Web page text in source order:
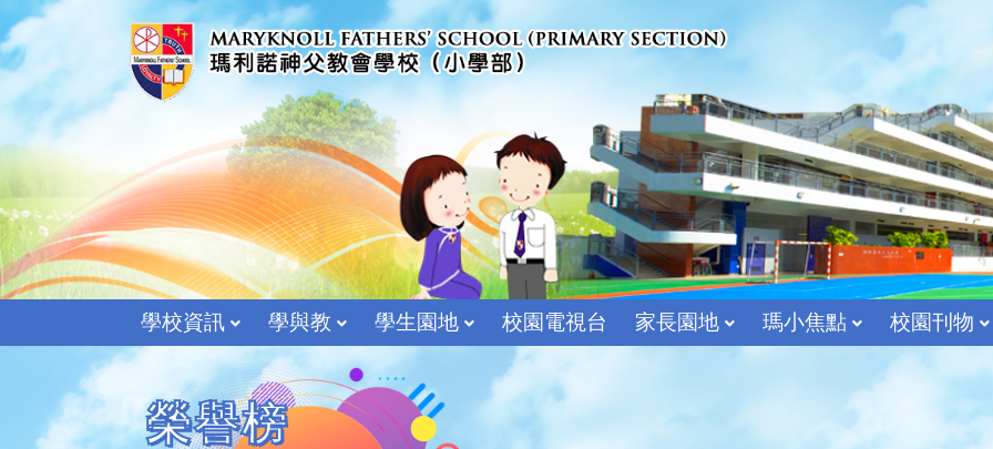
學校資訊 學與教 學生園地 校園電視台 家長園地 瑪小焦點 校園刊物
榮譽榜